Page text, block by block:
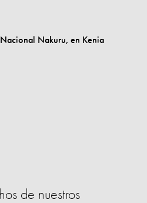
de nuestros